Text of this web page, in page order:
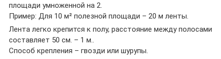
площади умноженной на 2.
Пример: Для 10 м² полезной площади – 20 м ленты.
Лента легко крепится к полу, расстояние между полосами
составляет 50 см. – 1 м..
Способ крепления – гвозди или шурупы.